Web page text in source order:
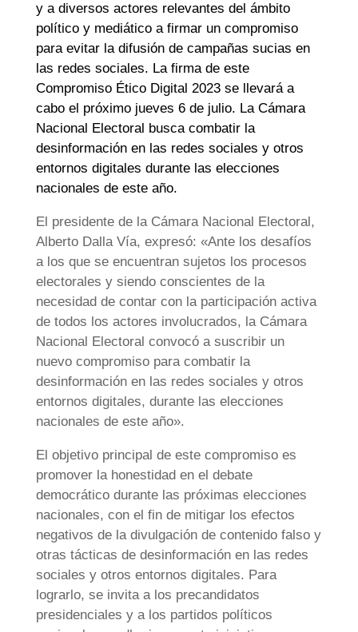
y a diversos actores relevantes del ámbito
político y mediático a firmar un compromiso
para evitar la difusión de campañas sucias en
las redes sociales. La firma de este
Compromiso Ético Digital 2023 se llevará a
cabo el próximo jueves 6 de julio. La Cámara
Nacional Electoral busca combatir la
desinformación en las redes sociales y otros
entornos digitales durante las elecciones
nacionales de este año.
El presidente de la Cámara Nacional Electoral,
Alberto Dalla Vía, expresó: «Ante los desafíos
a los que se encuentran sujetos los procesos
electorales y siendo conscientes de la
necesidad de contar con la participación activa
de todos los actores involucrados, la Cámara
Nacional Electoral convocó a suscribir un
nuevo compromiso para combatir la
desinformación en las redes sociales y otros
entornos digitales, durante las elecciones
nacionales de este año».
El objetivo principal de este compromiso es
promover la honestidad en el debate
democrático durante las próximas elecciones
nacionales, con el fin de mitigar los efectos
negativos de la divulgación de contenido falso y
otras tácticas de desinformación en las redes
sociales y otros entornos digitales. Para
lograrlo, se invita a los precandidatos
presidenciales y a los partidos políticos